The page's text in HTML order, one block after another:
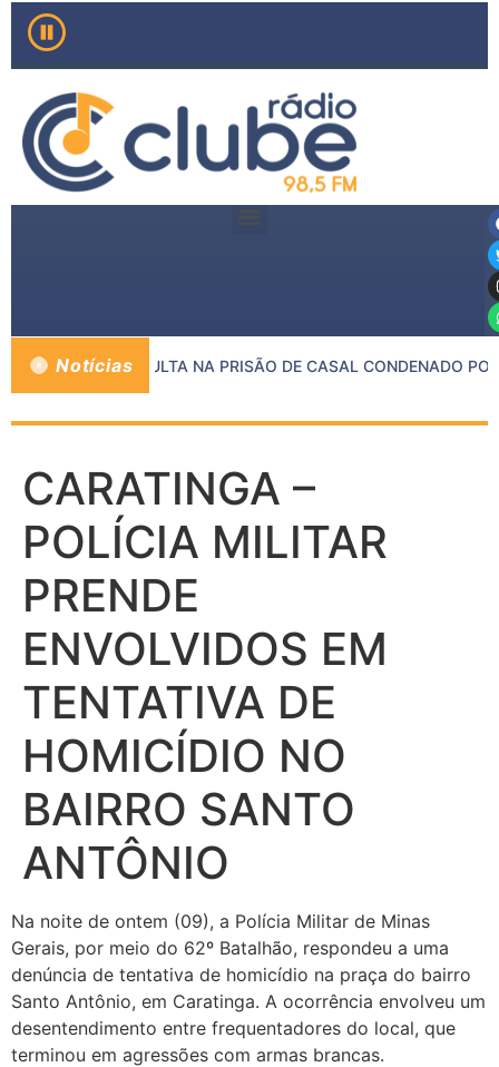
Notícias
MP E PMMG RESULTA NA PRISÃO DE CASAL CONDENADO POR
CARATINGA –
POLÍCIA MILITAR
PRENDE
ENVOLVIDOS EM
TENTATIVA DE
HOMICÍDIO NO
BAIRRO SANTO
ANTÔNIO
Na noite de ontem (09), a Polícia Militar de Minas
Gerais, por meio do 62º Batalhão, respondeu a uma
denúncia de tentativa de homicídio na praça do bairro
Santo Antônio, em Caratinga. A ocorrência envolveu um
desentendimento entre frequentadores do local, que
terminou em agressões com armas brancas.